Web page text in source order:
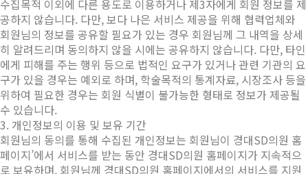
수집목적 이외에 다른 용도로 이용하거나 제3자에게 회원 정보를 제
공하지 않습니다. 다만, 보다 나은 서비스 제공을 위해 협력업체와
회원님의 정보를 공유할 필요가 있는 경우 회원님께 그 내역을 상세
히 알려드리며 동의하지 않을 시에는 공유하지 않습니다. 다만, 타인
에게 피해를 주는 행위 등으로 법적인 요구가 있거나 관련 기관의 요
구가 있을 경우는 예외로 하며, 학술목적의 통계자료, 시장조사 등을
위하여 필요한 경우는 회원 식별이 불가능한 형태로 정보가 제공될
수 있습니다.
3. 개인정보의 이용 및 보유 기간
회원님의 동의를 통해 수집된 개인정보는 회원님이 경대SD의원 홈
페이지’에서 서비스를 받는 동안 경대SD의원 홈페이지가 지속적으
로 보유하며, 회원님께 경대SD의원 홈페이지에서의 서비스를 지원